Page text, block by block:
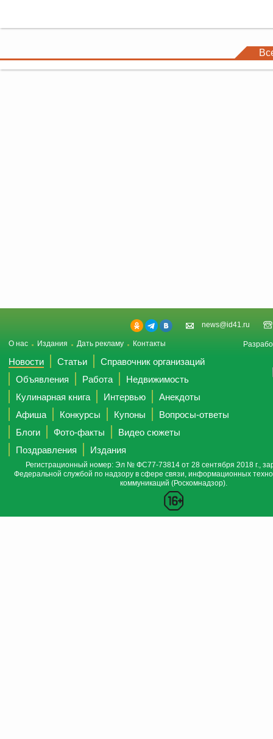
news@id41.ru
О нас Издания Дать рекламу Контакты
Новости Статьи
Справочник организаций
Объявления
Работа
Недвижимость
Кулинарная книга
Интервью
Анекдоты
Афиша
Конкурсы Купоны
Вопросы-ответы
Блоги
Фото-факты
Видео сюжеты
Поздравления
Издания
Регистрационный номер: Эл № ФС77-73814 от 28 сентября 2018 г.,
Федеральной службой по надзору в сфере связи, информационных
коммуникаций (Роскомнадзор).